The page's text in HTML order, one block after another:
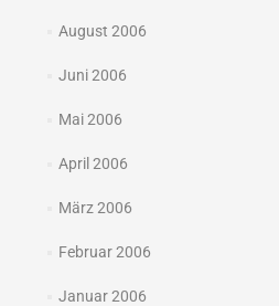
August 2006
Juni 2006
Mai 2006
April 2006
März 2006
Februar 2006
Januar 2006